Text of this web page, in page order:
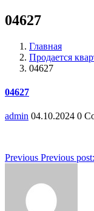
04627
Главная
Продается
04627
04627
admin 04.10.2024 0
Навигация
записям
Previous Previous post: